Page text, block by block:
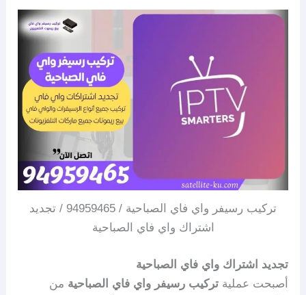
تركيب رسيفر واي فاي الصباحية / 94959465 / تجديد
اشتراك واي فاي الصباحية
تجديد اشتراك واي فاي الصباحية
أصبحت عمليةتركيب رسيفر واي فاي الصباحية من